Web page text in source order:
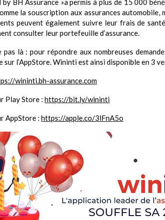
by BH Assurance »a permis à plus de 15 000
la souscription aux assurances automobile,
peuvent également suivre leur frais de
consulter leur portefeuille d’assurance.
là : pour répondre aux nombreuses
sur l’AppStore. Wininti est ainsi disponible en 3
wininti.bh-assurance.com
Play Store : https://bit.ly/wininti
AppStore : https://apple.co/3lFnA5o